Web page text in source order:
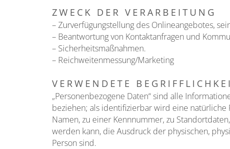
ZWECK DER VERARBEITUNG
– Zurverfügungstellung des Onlineangebotes,
– Beantwortung von Kontaktanfragen und
– Sicherheitsmaßnahmen.
– Reichweitenmessung/Marketing
VERWENDETE
„Personenbezogene Daten“ sind alle
beziehen; als identifizierbar wird eine
Namen, zu einer Kennnummer, zu
werden kann, die Ausdruck der physischen,
Person sind.